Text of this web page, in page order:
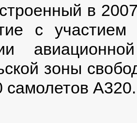
в
с участием
зоны
самолетов А320.